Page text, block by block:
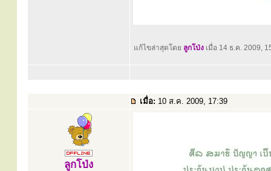
แก้ไขล่าสุดโดย ลูกโป่ง เมื่อ 14 ธ.ค. 2009,
เมื่อ: 10 ส.ค. 2009, 17:39
ลูกโป่ง